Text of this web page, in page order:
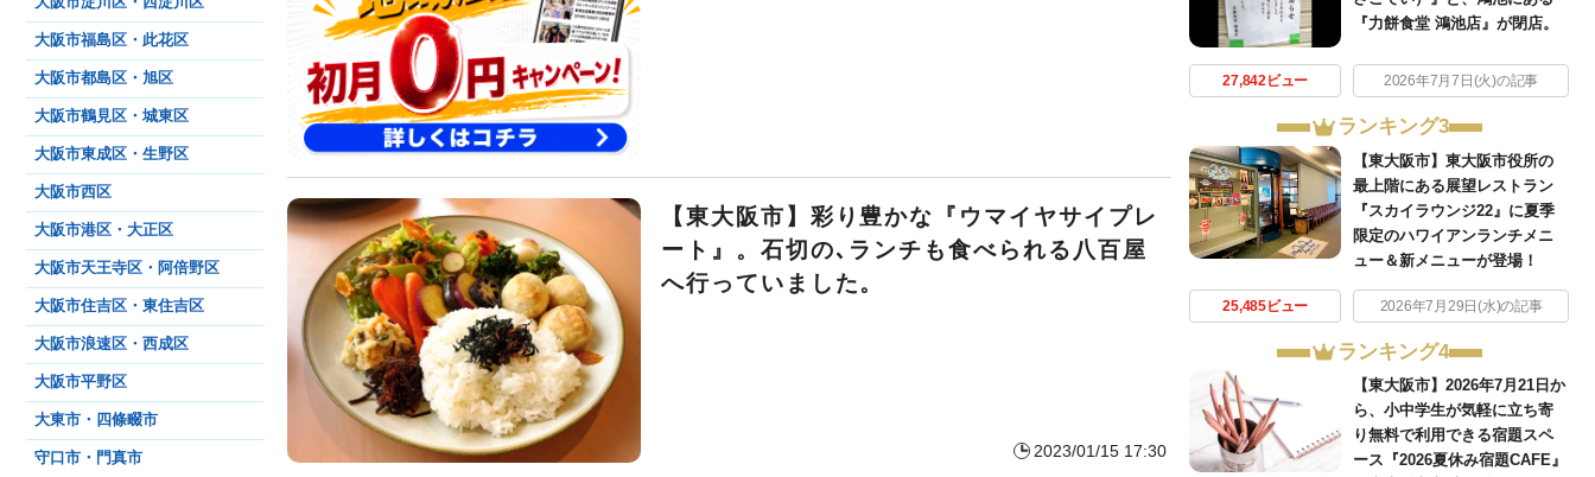
【東大阪市】彩り豊かな『ウマイヤサイプレ
ート』。石切の､ランチも食べられる八百屋
へ行っていました。
2023/01/15 17:30
『力餅食堂 鴻池店』が閉店。
27,842ビュー 2026年7月7日(火)の記事
ランキング3
【東大阪市】東大阪市役所の
最上階にある展望レストラン
『スカイラウンジ22』に夏季
限定のハワイアンランチメニ
ュー＆新メニューが登場！
25,485ビュー 2026年7月29日(水)の記事
ランキング4
【東大阪市】2026年7月21日か
ら、小中学生が気軽に立ち寄
り無料で利用できる宿題スペ
ース『2026夏休み宿題CAFE』
大阪市福島区・此花区
大阪市都島区・旭区
大阪市鶴見区・城東区
大阪市東成区・生野区
大阪市西区
大阪市港区・大正区
大阪市天王寺区・阿倍野区
大阪市住吉区・東住吉区
大阪市浪速区・西成区
大阪市平野区
大東市・四條畷市
守口市・門真市